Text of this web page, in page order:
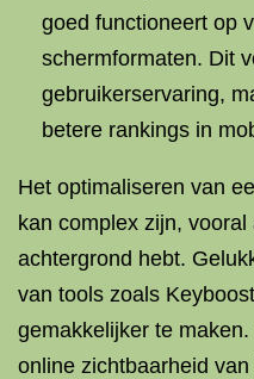
goed functioneert op
schermformaten. Dit
gebruikerservaring,
betere rankings in
Het optimaliseren van
kan complex zijn,
achtergrond hebt.
van tools zoals
gemakkelijker te
online zichtbaarheid